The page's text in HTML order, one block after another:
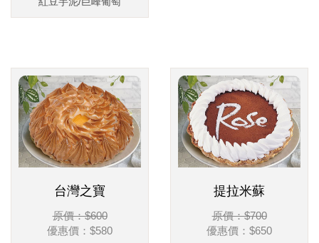
台灣之寶
原價：$600
優惠價： $580
提拉米蘇
原價：$700
優惠價： $650